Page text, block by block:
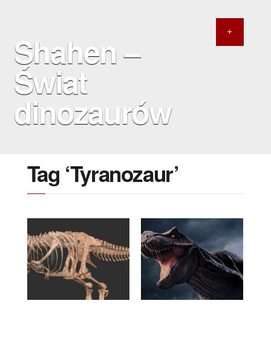
Shahen –
Świat
dinozaurów
Tag ‘Tyranozaur’
Największy znany
teropod
27 MAJA 2018
JAK DUŻY JEST MOR
1126?
(Tyrannosaurus rex)